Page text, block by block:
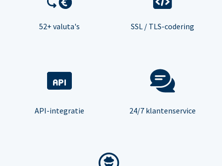
52+ valuta's SSL / TLS-codering
API-integratie 24/7 klantenservice